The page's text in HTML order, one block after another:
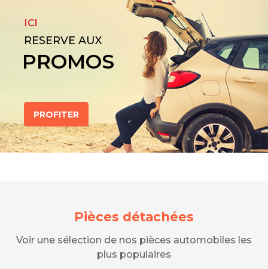
ICI
RESERVE AUX
PROMOS
PROFITER
Pièces détachées
Voir une sélection de nos pièces automobiles les
plus populaires